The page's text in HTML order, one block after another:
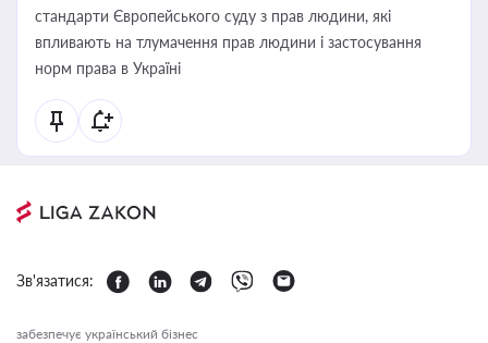
стандарти Європейського суду з прав людини, які
впливають на тлумачення прав людини і застосування
норм права в Україні
Зв'язатися:
забезпечує український бізнес